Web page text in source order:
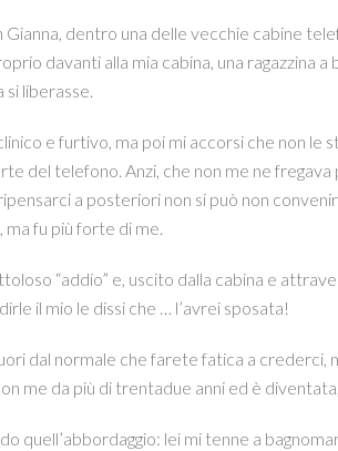
dentro una delle vecchie cabine
davanti alla mia cabina, una ragazzina
si liberasse.
e furtivo, ma poi mi accorsi che non le
del telefono. Anzi, che non me ne
a posteriori non si può non
fu più forte di me.
“addio” e, uscito dalla cabina e
il mio le dissi che … l’avrei sposata!
dal normale che farete fatica a
me da più di trentadue anni ed è
quell’abbordaggio: lei mi tenne a